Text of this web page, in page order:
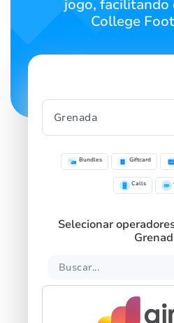
jogo, facilitando
College
Bundles Giftcard
Calls
Selecionar